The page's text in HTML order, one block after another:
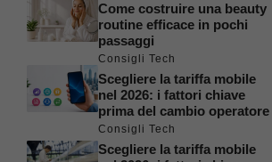
Come costruire una beauty
routine efficace in pochi
passaggi
Consigli Tech
Scegliere la tariffa mobile
nel 2026: i fattori chiave
prima del cambio operatore
Consigli Tech
Scegliere la tariffa mobile